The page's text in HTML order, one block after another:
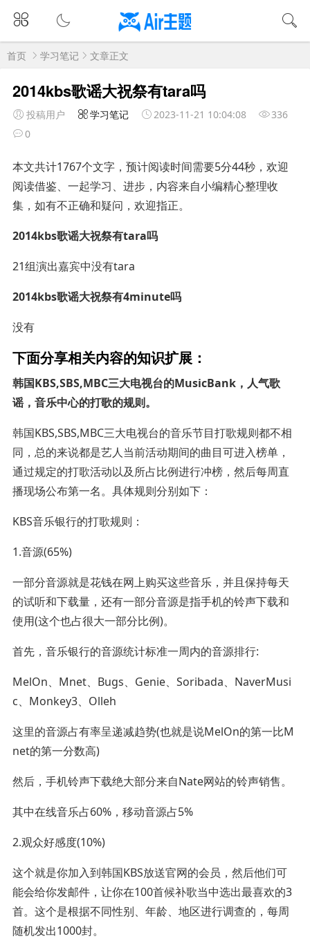
首页 学习笔记 文章正文
2014kbs歌谣大祝祭有tara吗
投稿用户 学习笔记 2023-11-21 10:04:08
336
0
本文共计1767个文字，预计阅读时间需要5分44秒，欢迎
阅读借鉴、一起学习、进步，内容来自小编精心整理收
集，如有不正确和疑问，欢迎指正。
2014kbs歌谣大祝祭有tara吗
21组演出嘉宾中没有tara
2014kbs歌谣大祝祭有4minute吗
没有
下面分享相关内容的知识扩展：
韩国KBS,SBS,MBC三大电视台的MusicBank，人气歌
谣，音乐中心的打歌的规则。
韩国KBS,SBS,MBC三大电视台的音乐节目打歌规则都不相
同，总的来说都是艺人当前活动期间的曲目可进入榜单，
通过规定的打歌活动以及所占比例进行冲榜，然后每周直
播现场公布第一名。具体规则分别如下：
KBS音乐银行的打歌规则：
1.音源(65%)
一部分音源就是花钱在网上购买这些音乐，并且保持每天
的试听和下载量，还有一部分音源是指手机的铃声下载和
使用(这个也占很大一部分比例)。
首先，音乐银行的音源统计标准一周内的音源排行:
MelOn、Mnet、Bugs、Genie、Soribada、NaverMusi
c、Monkey3、Olleh
这里的音源占有率呈递减趋势(也就是说MelOn的第一比M
net的第一分数高)
然后，手机铃声下载绝大部分来自Nate网站的铃声销售。
其中在线音乐占60%，移动音源占5%
2.观众好感度(10%)
这个就是你加入到韩国KBS放送官网的会员，然后他们可
能会给你发邮件，让你在100首候补歌当中选出最喜欢的3
首。这个是根据不同性别、年龄、地区进行调查的，每周
随机发出1000封。